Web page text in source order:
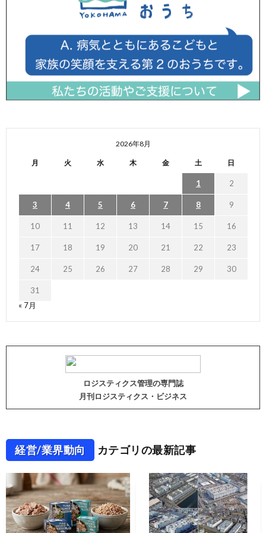
2026年8月
月 火 水 木 金 土 日
1 2
3 4 5 6 7 8 9
10 11 12 13 14 15 16
17 18 19 20 21 22 23
24 25 26 27 28 29 30
31
« 7月
ロジスティクス管理の専門誌
月刊ロジスティクス・ビジネス
経営/業界動向 カテゴリの最新記事